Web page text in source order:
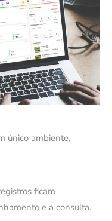
único ambiente,
ficam
e a consulta.